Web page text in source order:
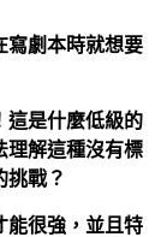
寫劇本時就想要
這是什麼低級的
理解這種沒有標
挑戰？
能很強，並且特